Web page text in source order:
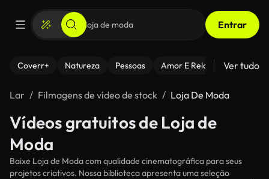
Entrar
Coverr+ Natureza Pessoas Amor E Relacionamentos
Ver tudo
Lar Filmagens de vídeo de stock Loja De Moda
Vídeos gratuitos de Loja de
Moda
Baixe Loja de Moda com qualidade cinematográfica para seus
projetos criativos. Nossa biblioteca apresenta uma seleção